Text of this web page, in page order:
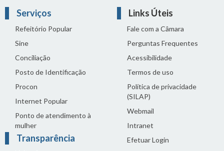
Serviços
Refeitório Popular
Sine
Conciliação
Posto de Identificação
Procon
Internet Popular
Ponto de atendimento à
mulher
Transparência
Links Úteis
Fale com a Câmara
Perguntas Frequentes
Acessibilidade
Termos de uso
Política de privacidade
(SILAP)
Webmail
Intranet
Efetuar Login